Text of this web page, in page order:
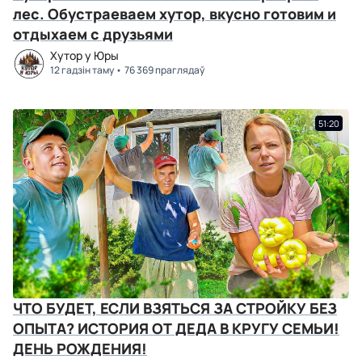
лес. Обустраеваем хутор, вкусно готовим и
отдыхаем с друзьями
Хутор у Юры
12 гадзін таму 76 369 праглядаў
51:20
ЧТО БУДЕТ, ЕСЛИ ВЗЯТЬСЯ ЗА СТРОЙКУ БЕЗ
ОПЫТА? ИСТОРИЯ ОТ ДЕДА В КРУГУ СЕМЬИ!
ДЕНЬ РОЖДЕНИЯ!